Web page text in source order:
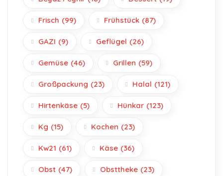
Frisch (99) Frühstück (87)
GAZI (9) Geflügel (26)
Gemüse (46) Grillen (59)
Großpackung (23) Halal (121)
Hirtenkäse (5) Hünkar (123)
Kg (15) Kochen (23)
Kw21 (61) Käse (36)
Obst (47) Obsttheke (23)